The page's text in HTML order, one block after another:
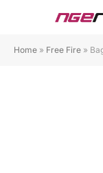
Home » Free Fire »